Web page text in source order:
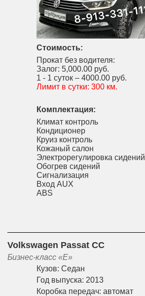
Стоимость:
Прокат без водителя:
Залог: 5,000.00 руб.
1 - 1 суток – 4000.00 руб.
Лимит в сутки: 300 км.
Комплектация:
Климат контроль
Кондиционер
Круиз контроль
Кожаный салон
Электрорегулировка сидений
Обогрев сидений
Сигнализация
Вход AUX
ABS
Volkswagen Passat CC
Бизнес-класс «E»
Кузов: Седан
Год выпуска: 2013
Коробка передач: автомат